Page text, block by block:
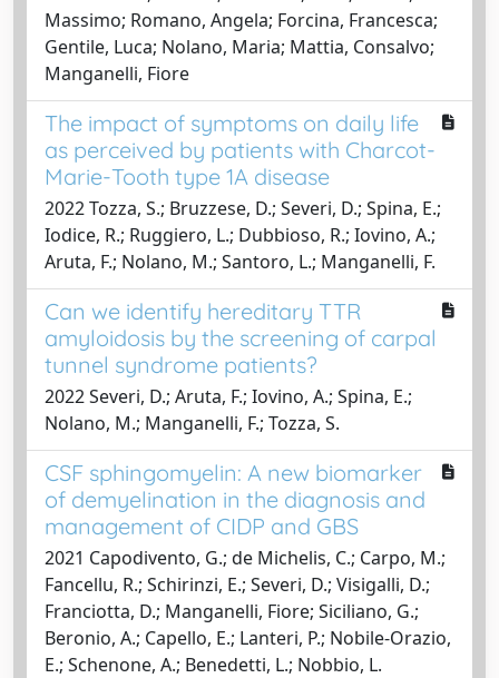
Massimo; Romano, Angela; Forcina, Francesca;
Gentile, Luca; Nolano, Maria; Mattia, Consalvo;
Manganelli, Fiore
The impact of symptoms on daily life
as perceived by patients with Charcot-
Marie-Tooth type 1A disease
2022 Tozza, S.; Bruzzese, D.; Severi, D.; Spina, E.;
Iodice, R.; Ruggiero, L.; Dubbioso, R.; Iovino, A.;
Aruta, F.; Nolano, M.; Santoro, L.; Manganelli, F.
Can we identify hereditary TTR
amyloidosis by the screening of carpal
tunnel syndrome patients?
2022 Severi, D.; Aruta, F.; Iovino, A.; Spina, E.;
Nolano, M.; Manganelli, F.; Tozza, S.
CSF sphingomyelin: A new biomarker
of demyelination in the diagnosis and
management of CIDP and GBS
2021 Capodivento, G.; de Michelis, C.; Carpo, M.;
Fancellu, R.; Schirinzi, E.; Severi, D.; Visigalli, D.;
Franciotta, D.; Manganelli, Fiore; Siciliano, G.;
Beronio, A.; Capello, E.; Lanteri, P.; Nobile-Orazio,
E.; Schenone, A.; Benedetti, L.; Nobbio, L.